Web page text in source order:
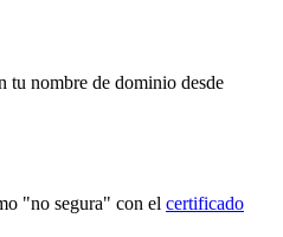
tu nombre de dominio desde
"no segura" con el certificado